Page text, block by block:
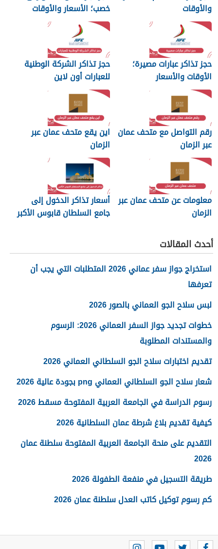
والأوقات
خصب؛ الأسعار والأوقات
حجز تذاكر عبارات مصيرة؛
الأوقات والأسعار
حجز تذاكر الشركة الوطنية
للعبارات أون لاين
رقم التواصل مع متحف عمان
عبر الزمان
اين يقع متحف عمان عبر
الزمان
معلومات عن متحف عمان عبر
الزمان
أسعار تذاكر الدخول إلى
جامع السلطان قابوس الأكبر
أحدث المقالات
استخراج جواز سفر عماني 2026 المتطلبات التي يجب أن
تعرفها
لبس سلاح الجو العماني بالصور 2026
خطوات تجديد جواز السفر العماني 2026: الرسوم
والمستندات المطلوبة
تقديم اختبارات سلاح الجو السلطاني العماني 2026
شعار سلاح الجو السلطاني العماني png بجودة عالية 2026
رسوم الدراسة في الجامعة العربية المفتوحة مسقط 2026
كيفية تقديم بلاغ شرطة عمان السلطانية 2026
التقديم على منحة الجامعة العربية المفتوحة سلطنة عمان
2026
طريقة التسجيل في منفعة الطفولة 2026
كم رسوم توكيل كاتب العدل سلطنة عمان 2026